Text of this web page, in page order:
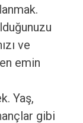
ve
emin
Yaş,
gibi